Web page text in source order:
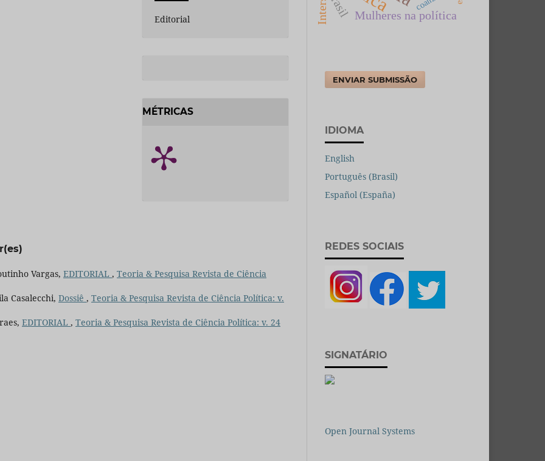
Editorial
MÉTRICAS
Vargas, EDITORIAL , Teoria & Pesquisa Revista de Ciência
Casalecchi, Dossiê , Teoria & Pesquisa Revista de Ciência Política: v.
EDITORIAL , Teoria & Pesquisa Revista de Ciência Política: v. 24
Mulheres na política
ENVIAR SUBMISSÃO
IDIOMA
English
Português (Brasil)
Español (España)
REDES SOCIAIS
SIGNATÁRIO
Open Journal Systems